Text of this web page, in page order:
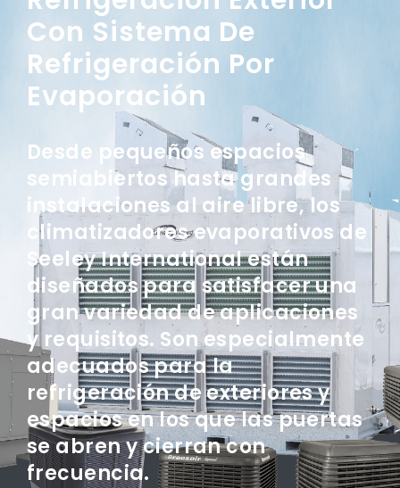
Con Sistema De
Refrigeración Por
Evaporación
Desde pequeños espacios
semiabiertos hasta grandes
instalaciones al aire libre, los
climatizadores evaporativos de
Seeley International están
diseñados para satisfacer una
gran variedad de aplicaciones
y requisitos. Son especialmente
adecuados para la
refrigeración de exteriores y
espacios en los que las puertas
se abren y cierran con
frecuencia.